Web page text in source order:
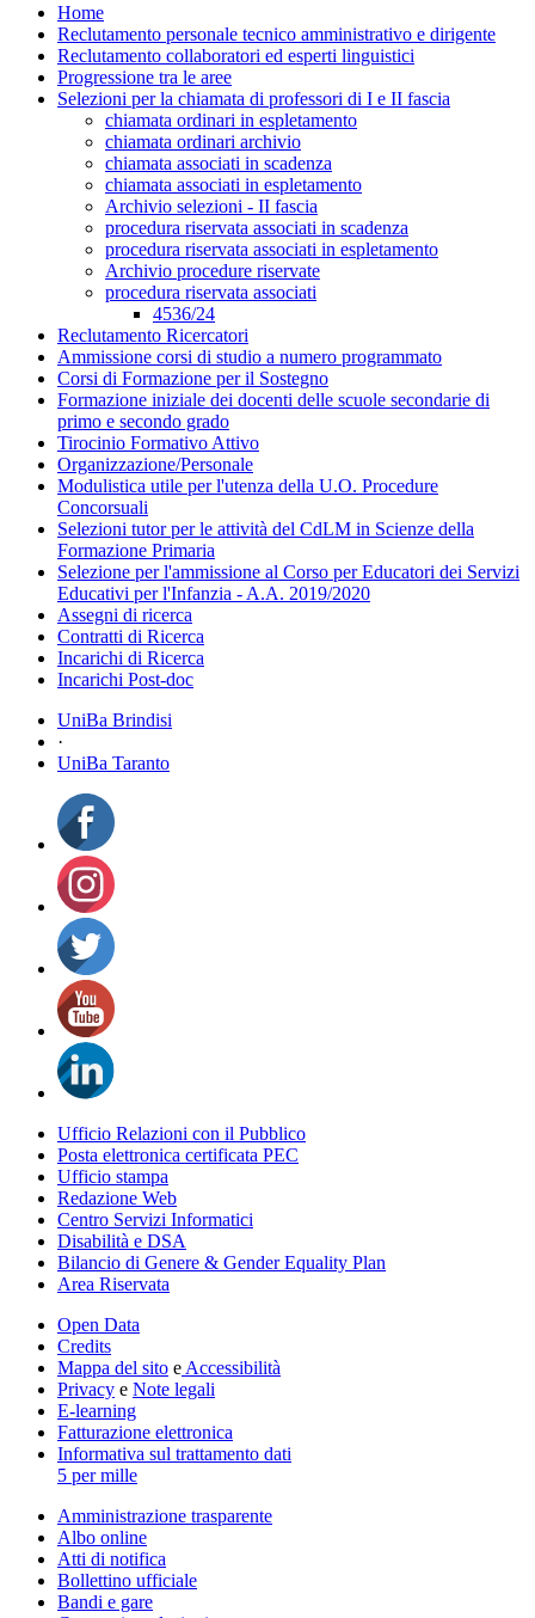
Home
Reclutamento personale tecnico amministrativo e dirigente
Reclutamento collaboratori ed esperti linguistici
Progressione tra le aree
Selezioni per la chiamata di professori di I e II fascia
chiamata ordinari in espletamento
chiamata ordinari archivio
chiamata associati in scadenza
chiamata associati in espletamento
Archivio selezioni - II fascia
procedura riservata associati in scadenza
procedura riservata associati in espletamento
Archivio procedure riservate
procedura riservata associati
4536/24
Reclutamento Ricercatori
Ammissione corsi di studio a numero programmato
Corsi di Formazione per il Sostegno
Formazione iniziale dei docenti delle scuole secondarie di
primo e secondo grado
Tirocinio Formativo Attivo
Organizzazione/Personale
Modulistica utile per l'utenza della U.O. Procedure
Concorsuali
Selezioni tutor per le attività del CdLM in Scienze della
Formazione Primaria
Selezione per l'ammissione al Corso per Educatori dei Servizi
Educativi per l'Infanzia - A.A. 2019/2020
Assegni di ricerca
Contratti di Ricerca
Incarichi di Ricerca
Incarichi Post-doc
UniBa Brindisi
·
UniBa Taranto
Ufficio Relazioni con il Pubblico
Posta elettronica certificata PEC
Ufficio stampa
Redazione Web
Centro Servizi Informatici
Disabilità e DSA
Bilancio di Genere & Gender Equality Plan
Area Riservata
Open Data
Credits
Mappa del sito e Accessibilità
Privacy e Note legali
E-learning
Fatturazione elettronica
Informativa sul trattamento dati
5 per mille
Amministrazione trasparente
Albo online
Atti di notifica
Bollettino ufficiale
Bandi e gare